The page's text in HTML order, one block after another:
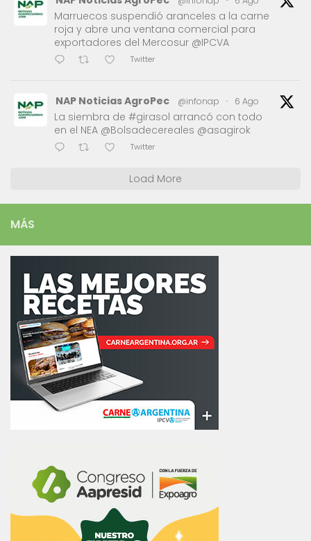
Marruecos suspendió aranceles a la carne
roja y abre una ventana comercial para
exportadores del Mercosur @IPCVA
Twitter
NAP Noticias AgroPec @infonap · 6 Ago
La siembra de #girasol arrancó con todo
en el NEA @Bolsadecereales @asagirok
Twitter
Load More
MÁS